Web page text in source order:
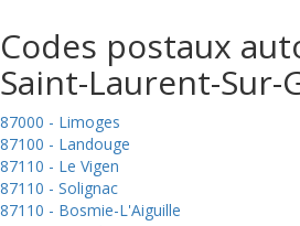
Codes postaux
Saint-Laurent-Sur-
87000 - Limoges
87100 - Landouge
87110 - Le Vigen
87110 - Solignac
87110 - Bosmie-L'Aiguille